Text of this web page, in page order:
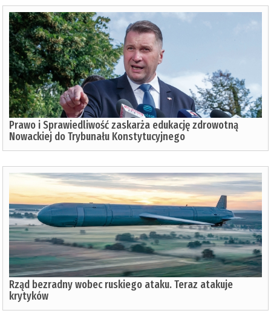
Prawo i Sprawiedliwość zaskarża edukację zdrowotną
Nowackiej do Trybunału Konstytucyjnego
Rząd bezradny wobec ruskiego ataku. Teraz atakuje
krytyków